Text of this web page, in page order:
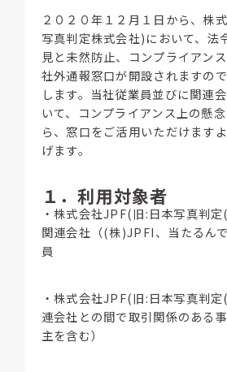
２０２０年１２月１日から、株
写真判定株式会社)において、法
見と未然防止、コンプライアン
社外通報窓口が開設されますの
します。当社従業員並びに関連
いて、コンプライアンス上の懸
ら、窓口をご活用いただけます
げます。
１．利用対象者
・株式会社JPF(旧:日本写真判定
関連会社（(株)JPFI、当たるん
員
・株式会社JPF(旧:日本写真判
連会社との間で取引関係のある
主を含む）